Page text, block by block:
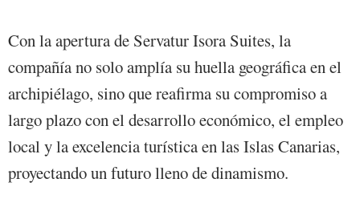
Con la apertura de Servatur Isora Suites, la
compañía no solo amplía su huella geográfica en el
archipiélago, sino que reafirma su compromiso a
largo plazo con el desarrollo económico, el empleo
local y la excelencia turística en las Islas Canarias,
proyectando un futuro lleno de dinamismo.